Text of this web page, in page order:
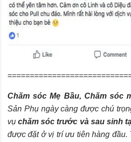
Chăm sóc Mẹ Bầu, Chăm sóc
Sản Phụ ngày càng được chú
vụchăm sóc trước và sau sinh
được đặt ở vị trí ưu tiên hàng đầu.